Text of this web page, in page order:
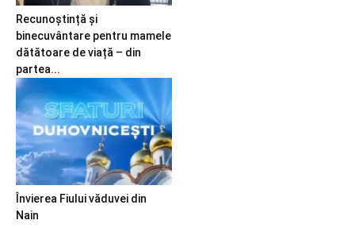
Recunoștință și
binecuvântare pentru mamele
dătătoare de viață – din
partea...
Învierea Fiului văduvei din
Nain